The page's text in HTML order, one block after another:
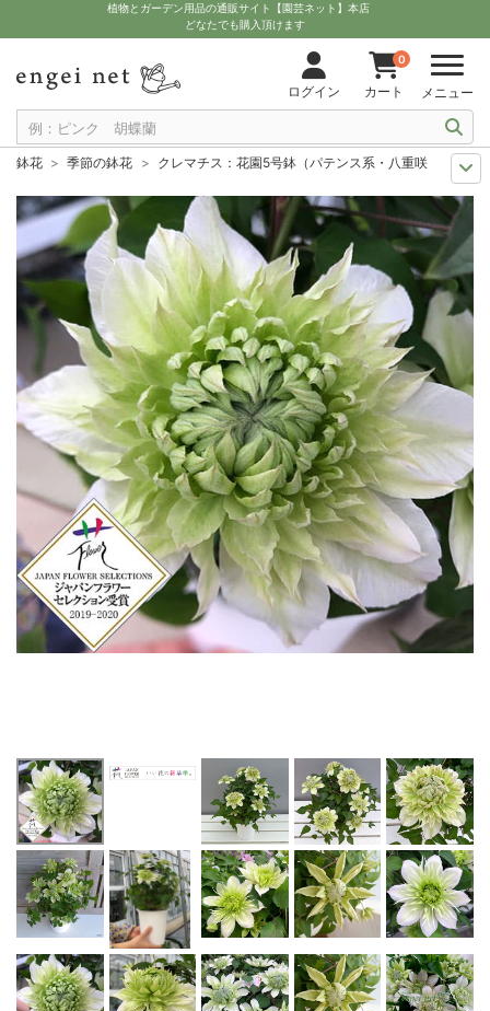
植物とガーデン用品の通販サイト【園芸ネット】本店
どなたでも購入頂けます
ログイン
0
カート メニュー
鉢花 季節の鉢花
クレマチス：花園5号鉢（パテンス系・八重咲）
人気のシリーズ
苗 JFS(ジャパンフラワーセレクション） クレマチス